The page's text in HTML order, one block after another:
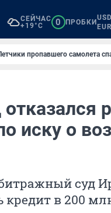
СЕЙЧАС
+19°C
0 ПРОБКИ
пропавшего самолета
иску о
суд
кредит в 200